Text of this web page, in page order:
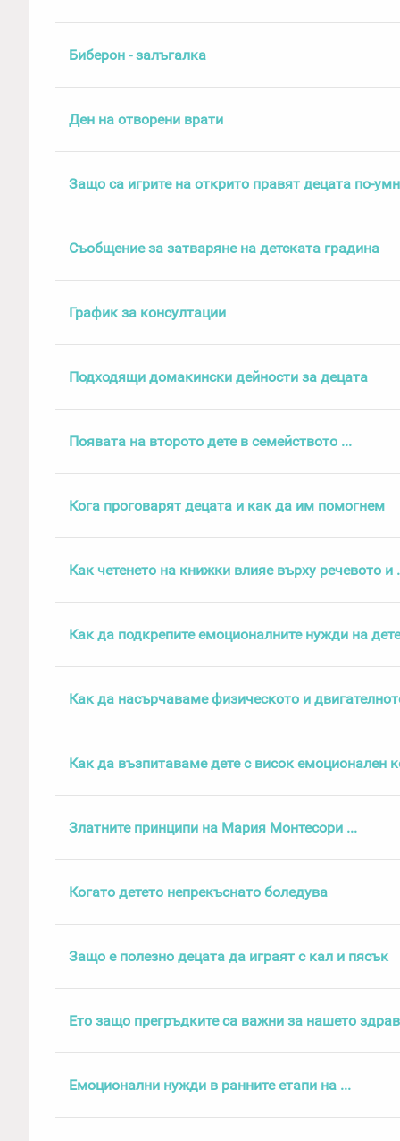
Биберон - залъгалка
Ден на отворени врати
Защо са игрите на открито правят децата по-
Съобщение за затваряне на детската градина
График за консултации
Подходящи домакински дейности за децата
Появата на второто дете в семейството ...
Кога проговарят децата и как да им помогнем
Как четенето на книжки влияе върху речевото и
Как да подкрепите емоционалните нужди на
Как да насърчаваме физическото и
Как да възпитаваме дете с висок емоционален
Златните принципи на Мария Монтесори ...
Когато детето непрекъснато боледува
Защо е полезно децата да играят с кал и пясък
Ето защо прегръдките са важни за нашето
Емоционални нужди в ранните етапи на ...